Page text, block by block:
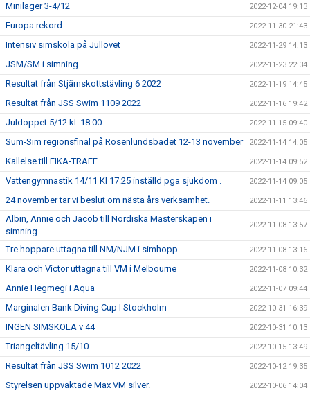
Miniläger 3-4/12 2022-12-04 19:13
Europa rekord 2022-11-30 21:43
Intensiv simskola på Jullovet 2022-11-29 14:13
JSM/SM i simning 2022-11-23 22:34
Resultat från Stjärnskottstävling 6 2022 2022-11-19 14:45
Resultat från JSS Swim 1109 2022 2022-11-16 19:42
Juldoppet 5/12 kl. 18.00 2022-11-15 09:40
Sum-Sim regionsfinal på Rosenlundsbadet 12-13 november 2022-11-14 14:05
Kallelse till FIKA-TRÄFF 2022-11-14 09:52
Vattengymnastik 14/11 Kl 17.25 inställd pga sjukdom . 2022-11-14 09:05
24 november tar vi beslut om nästa års verksamhet. 2022-11-11 13:46
Albin, Annie och Jacob till Nordiska Mästerskapen i
simning.
2022-11-08 13:57
Tre hoppare uttagna till NM/NJM i simhopp 2022-11-08 13:16
Klara och Victor uttagna till VM i Melbourne 2022-11-08 10:32
Annie Hegmegi i Aqua 2022-11-07 09:44
Marginalen Bank Diving Cup I Stockholm 2022-10-31 16:39
INGEN SIMSKOLA v 44 2022-10-31 10:13
Triangeltävling 15/10 2022-10-15 13:49
Resultat från JSS Swim 1012 2022 2022-10-12 19:35
Styrelsen uppvaktade Max VM silver. 2022-10-06 14:04